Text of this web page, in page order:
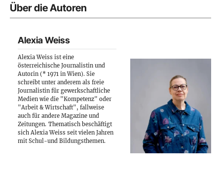
Über die Autoren
Alexia Weiss
Alexia Weiss ist eine
österreichische Journalistin und
Autorin (* 1971 in Wien). Sie
schreibt unter anderem als freie
Journalistin für gewerkschaftliche
Medien wie die "Kompetenz" oder
"Arbeit & Wirtschaft", fallweise
auch für andere Magazine und
Zeitungen. Thematisch beschäftigt
sich Alexia Weiss seit vielen Jahren
mit Schul-und Bildungsthemen.